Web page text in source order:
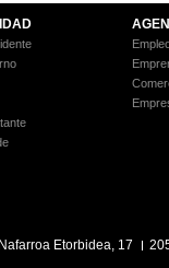
Nafarroa Etorbidea, 17